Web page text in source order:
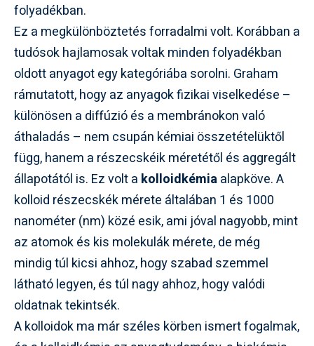
folyadékban.
Ez a megkülönböztetés forradalmi volt. Korábban a
tudósok hajlamosak voltak minden folyadékban
oldott anyagot egy kategóriába sorolni. Graham
rámutatott, hogy az anyagok fizikai viselkedése –
különösen a diffúzió és a membránokon való
áthaladás – nem csupán kémiai összetételüktől
függ, hanem a részecskéik méretétől és aggregált
állapotától is. Ez volt a kolloidkémiaalapköve. A
kolloid részecskék mérete általában 1 és 1000
nanométer (nm) közé esik, ami jóval nagyobb, mint
az atomok és kis molekulák mérete, de még
mindig túl kicsi ahhoz, hogy szabad szemmel
látható legyen, és túl nagy ahhoz, hogy valódi
oldatnak tekintsék.
A kolloidok ma már széles körben ismert fogalmak,